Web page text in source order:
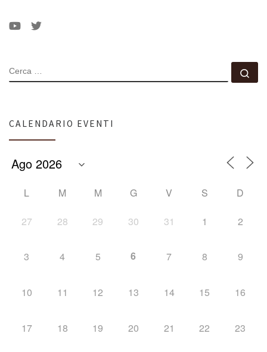
CERCA
CALENDARIO EVENTI
L M M G V S D
27 28 29 30 31 1 2
3 4 5 6 7 8 9
10 11 12 13 14 15 16
17 18 19 20 21 22 23